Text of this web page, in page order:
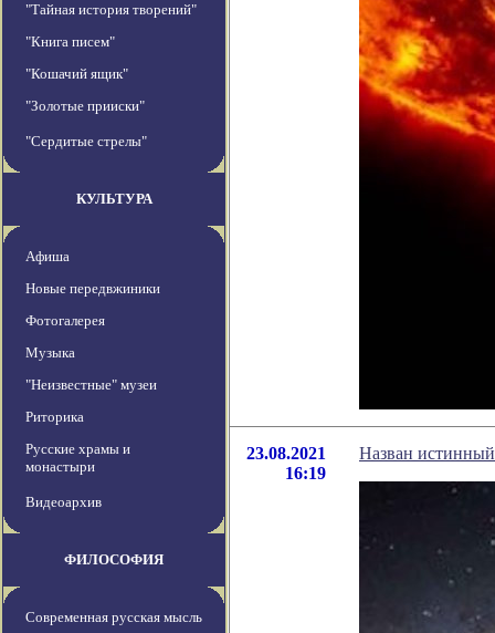
"Тайная история творений"
"Книга писем"
"Кошачий ящик"
"Золотые прииски"
"Сердитые стрелы"
КУЛЬТУРА
Афиша
Новые передвжиники
Фотогалерея
Музыка
"Неизвестные" музеи
Риторика
Русские храмы и
монастыри
Видеоархив
ФИЛОСОФИЯ
Современная русская мысль
23.08.2021
16:19
Назван